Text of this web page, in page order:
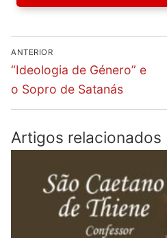
Navegação
de
artigos
ANTERIOR
Previous
post:
“Ideologia de Género” e
o Sopro de Satanás
Artigos relacionados